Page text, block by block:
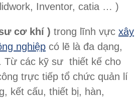
Inventor, catia … )
cơ khí ) trong lĩnh vực xây
nghiệp có lẽ là đa dạng,
Từ các kỹ sư thiết kế cho
trực tiếp tổ chức quản lí
kết cấu, thiết bị, hàn,